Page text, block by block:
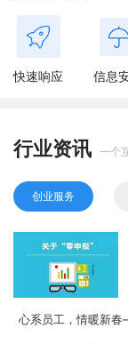
快速响应 信息
行业资讯 一个
创业服务